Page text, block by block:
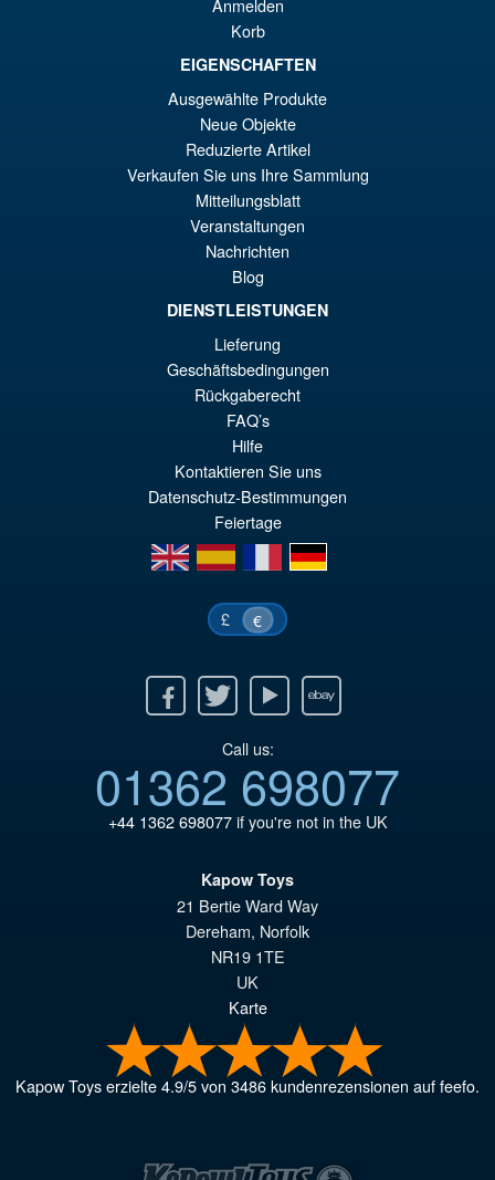
VORBESTELLUNGEN
Marvel Legends Deadpool and
Wolverine Headpool and
Logan Action Figure
IN DEN WARENKORB
Anmelden
Korb
EIGENSCHAFTEN
Ausgewählte Produkte
Neue Objekte
Reduzierte Artikel
Verkaufen Sie uns Ihre Sammlung
Mitteilungsblatt
Veranstaltungen
Nachrichten
Blog
DIENSTLEISTUNGEN
Lieferung
Geschäftsbedingungen
Rückgaberecht
FAQ’s
Hilfe
Kontaktieren Sie uns
Datenschutz-Bestimmungen
Feiertage
en
es fr de
£ €
Twitter Youtube Ebay
Call us:
01362 698077
+44 1362 698077if you're not in the UK
Kapow Toys
21 Bertie Ward Way
Dereham, Norfolk
NR19 1TE
UK
Karte
Kapow Toyserzielte4.9/5von 3486kundenrezensionen auf feefo.